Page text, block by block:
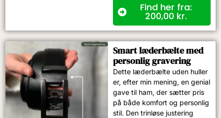
Find her fra:
200,00 kr.
Smart læderbælte med
personlig gravering
Dette læderbælte uden huller
er, efter min mening, en genial
gave til ham, der sætter pris
på både komfort og personlig
stil. Den trinløse justering